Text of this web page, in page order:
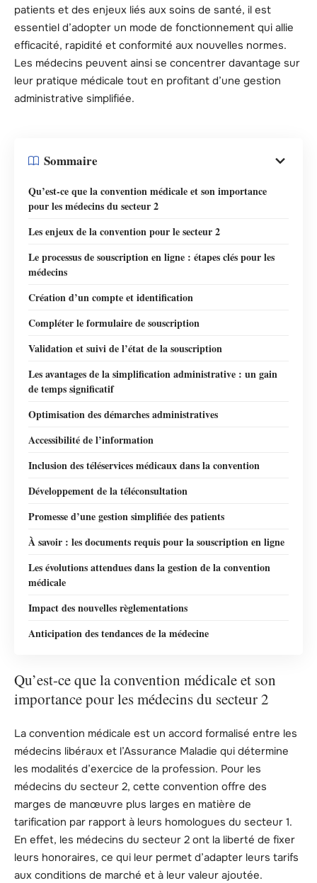
patients et des enjeux liés aux soins de santé, il est
essentiel d’adopter un mode de fonctionnement qui allie
efficacité, rapidité et conformité aux nouvelles normes.
Les médecins peuvent ainsi se concentrer davantage sur
leur pratique médicale tout en profitant d’une gestion
administrative simplifiée.
Sommaire
Qu’est-ce que la convention médicale et son importance
pour les médecins du secteur 2
Les enjeux de la convention pour le secteur 2
Le processus de souscription en ligne : étapes clés pour les
médecins
Création d’un compte et identification
Compléter le formulaire de souscription
Validation et suivi de l’état de la souscription
Les avantages de la simplification administrative : un gain
de temps significatif
Optimisation des démarches administratives
Accessibilité de l’information
Inclusion des téléservices médicaux dans la convention
Développement de la téléconsultation
Promesse d’une gestion simplifiée des patients
À savoir : les documents requis pour la souscription en ligne
Les évolutions attendues dans la gestion de la convention
médicale
Impact des nouvelles règlementations
Anticipation des tendances de la médecine
Qu’est-ce que la convention médicale et son
importance pour les médecins du secteur 2
La convention médicale est un accord formalisé entre les
médecins libéraux et l’Assurance Maladie qui détermine
les modalités d’exercice de la profession. Pour les
médecins du secteur 2, cette convention offre des
marges de manœuvre plus larges en matière de
tarification par rapport à leurs homologues du secteur 1.
En effet, les médecins du secteur 2 ont la liberté de fixer
leurs honoraires, ce qui leur permet d’adapter leurs tarifs
aux conditions de marché et à leur valeur ajoutée.